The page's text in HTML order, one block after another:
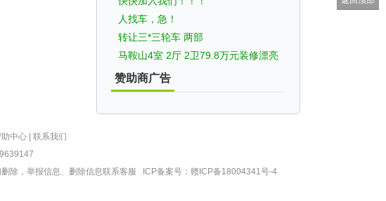
人找车，急！
转让三*三轮车 两部
马鞍山4室 2厅 2卫79.8万元装修漂亮
赞助商广告
中心| 联系我们
除，举报信息、删除信息联系客服 ICP备案号： 赣ICP备18004341号-4